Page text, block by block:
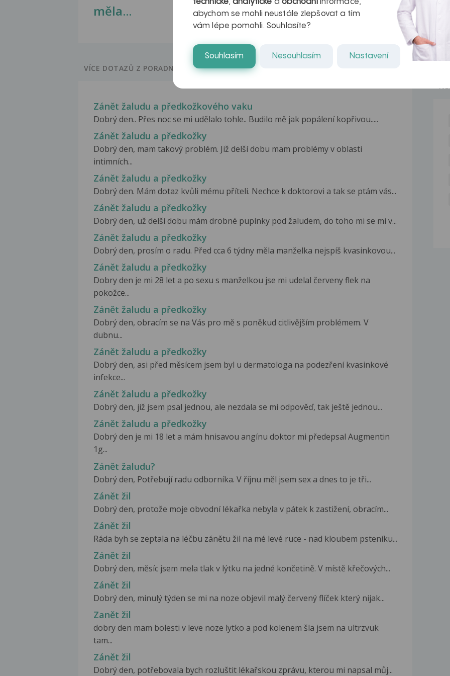
měla...
kteří ji...
VÍCE DOTAZŮ Z PORADNY
Zánět žaludu a předkožkového vaku
Dobrý den.. Přes noc se mi udělalo tohle.. Budilo mě jak popálení kopřivou.....
Zánět žaludu a předkožky
Dobrý den, mam takový problém. Již delší dobu mam problémy v oblasti
intimních...
Zánět žaludu a předkožky
Dobrý den. Mám dotaz kvůli mému příteli. Nechce k doktorovi a tak se ptám vás...
Zánět žaludu a předkožky
Dobrý den, už delší dobu mám drobné pupínky pod žaludem, do toho mi se mi v...
Zánět žaludu a předkožky
Dobrý den, prosím o radu. Před cca 6 týdny měla manželka nejspíš kvasinkovou...
Zánět žaludu a předkožky
Dobry den je mi 28 let a po sexu s manželkou jse mi udelal červeny flek na
pokožce...
Zánět žaludu a předkožky
Dobrý den, obracím se na Vás pro mě s poněkud citlivějším problémem. V
dubnu...
Zánět žaludu a předkožky
Dobrý den, asi před měsícem jsem byl u dermatologa na podezření kvasinkové
infekce...
Zánět žaludu a předkožky
Dobrý den, již jsem psal jednou, ale nezdala se mi odpověď, tak ještě jednou...
Zánět žaludu a předkožky
Dobrý den je mi 18 let a mám hnisavou angínu doktor mi předepsal Augmentin
1g...
Zánět žaludu?
Dobrý den, Potřebují radu odborníka. V říjnu měl jsem sex a dnes to je tři...
Zánět žil
Dobrý den, protože moje obvodní lékařka nebyla v pátek k zastižení, obracím...
Zánět žil
Ráda byh se zeptala na léčbu zánětu žil na mé levé ruce - nad kloubem psteníku...
Zánět žil
Dobrý den, měsíc jsem mela tlak v lýtku na jedné končetině. V místě křečových...
Zánět žil
Dobrý den, minulý týden se mi na noze objevil malý červený flíček který nijak...
Zanět žil
dobry den mam bolesti v leve noze lytko a pod kolenem šla jsem na ultrzvuk
tam...
Zánět žil
Dobrý den, potřebovala bych rozluštit lékařskou zprávu, kterou mi napsal můj...
technické,analytické a obchodníinformace,
abychom se mohli neustále zlepšovat a tím
vám lépe pomohli. Souhlasíte?
Souhlasím Nesouhlasím Nastavení